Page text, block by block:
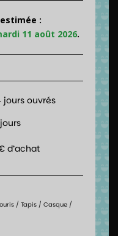
:
11 août 2026.
jours ouvrés
d’achat
/ Tapis / Casque /